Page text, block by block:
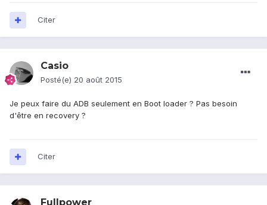
Citer
Casio
Posté(e) 20 août 2015
Je peux faire du ADB seulement en Boot loader ? Pas besoin
d'être en recovery ?
Citer
Fullpower